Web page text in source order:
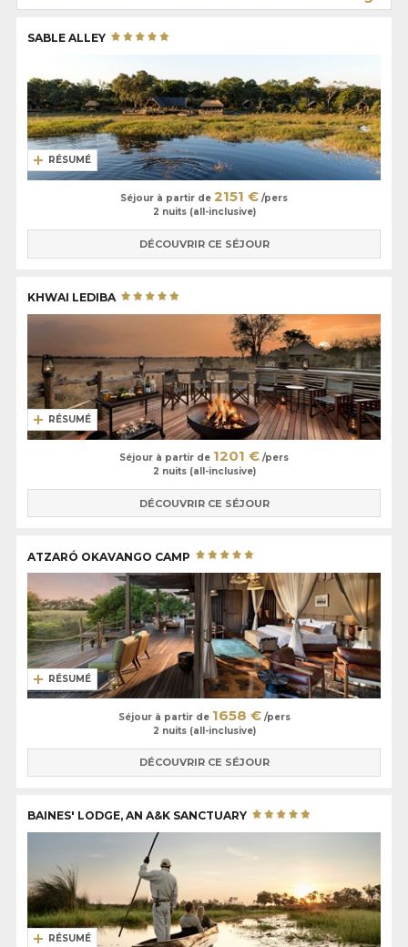
SABLE ALLEY
RÉSUMÉ
Séjour à partir de 2151 € /pers
2 nuits (all-inclusive)
DÉCOUVRIR CE SÉJOUR
KHWAI LEDIBA
RÉSUMÉ
Séjour à partir de 1201 € /pers
2 nuits (all-inclusive)
DÉCOUVRIR CE SÉJOUR
ATZARÓ OKAVANGO CAMP
RÉSUMÉ
Séjour à partir de 1658 €/pers
2 nuits (all-inclusive)
DÉCOUVRIR CE SÉJOUR
BAINES' LODGE, AN A&K SANCTUARY
RÉSUMÉ